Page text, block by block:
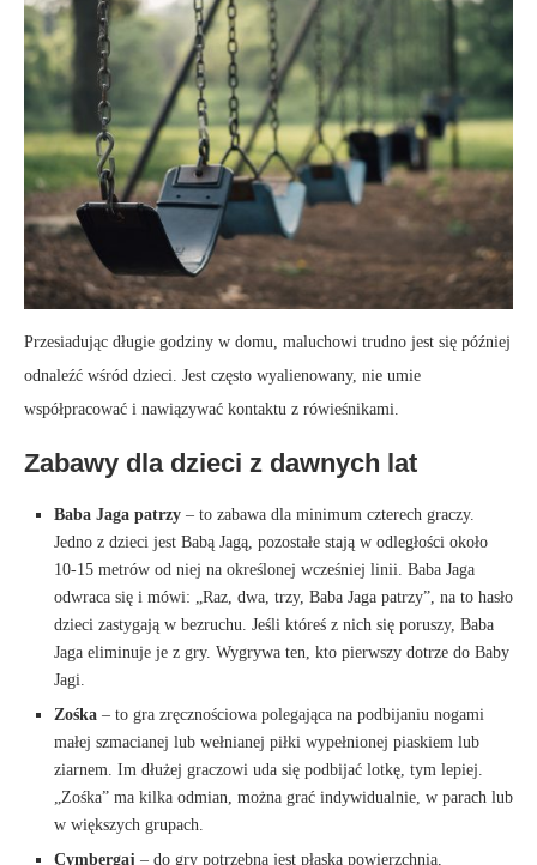
Przesiadując długie godziny w domu, maluchowi trudno jest się później
odnaleźć wśród dzieci. Jest często wyalienowany, nie umie
współpracować i nawiązywać kontaktu z rówieśnikami.
Zabawy dla dzieci z dawnych lat
Baba Jaga patrzy – to zabawa dla minimum czterech graczy.
Jedno z dzieci jest Babą Jagą, pozostałe stają w odległości około
10-15 metrów od niej na określonej wcześniej linii. Baba Jaga
odwraca się i mówi: „Raz, dwa, trzy, Baba Jaga patrzy”, na to hasło
dzieci zastygają w bezruchu. Jeśli któreś z nich się poruszy, Baba
Jaga eliminuje je z gry. Wygrywa ten, kto pierwszy dotrze do Baby
Jagi.
Zośka – to gra zręcznościowa polegająca na podbijaniu nogami
małej szmacianej lub wełnianej piłki wypełnionej piaskiem lub
ziarnem. Im dłużej graczowi uda się podbijać lotkę, tym lepiej.
„Zośka” ma kilka odmian, można grać indywidualnie, w parach lub
w większych grupach.
Cymbergaj – do gry potrzebna jest płaska powierzchnia,